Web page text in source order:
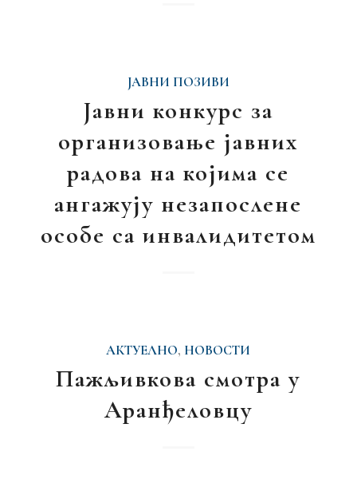
ЈАВНИ ПОЗИВИ
Јавни конкурс за
организовање јавних
радова на којима се
ангажују незапослене
особе са инвалидитетом
АКТУЕЛНО, НОВОСТИ
Пажљивкова смотра у
Аранђеловцу